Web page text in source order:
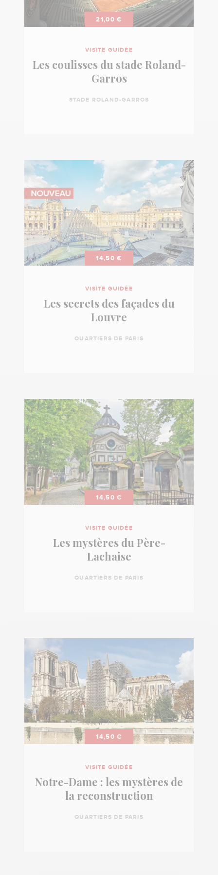
21,00 €
VISITE GUIDÉE
Les coulisses du stade Roland-
Garros
STADE ROLAND-GARROS
14,50 €
VISITE GUIDÉE
Les secrets des façades du
Louvre
QUARTIERS DE PARIS
14,50 €
VISITE GUIDÉE
Les mystères du Père-
Lachaise
QUARTIERS DE PARIS
14,50 €
VISITE GUIDÉE
Notre-Dame : les mystères de
la reconstruction
QUARTIERS DE PARIS